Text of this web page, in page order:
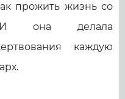
прожить жизнь со
И она делала
каждую